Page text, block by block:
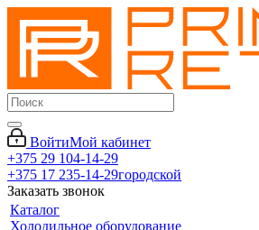
ВойтиМой кабинет
+375 29 104-14-29
+375 17 235-14-29городской
Заказать звонок
Каталог
Холодильное оборудование